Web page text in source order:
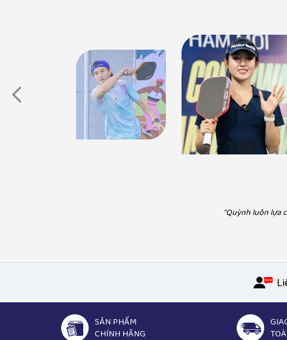
"Mua vợt Pickleball và phụ kiện tại Pickleball
"Quỳnh luôn lựa
SẢN PHẨM
CHÍNH HÃNG